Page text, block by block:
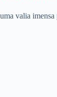
valia imensa